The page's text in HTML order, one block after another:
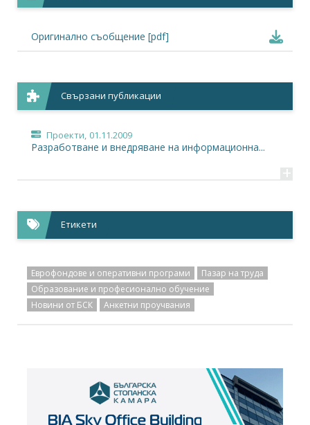
Оригинално съобщение [pdf]
Свързани публикации
Проекти, 01.11.2009
Разработване и внедряване на информационна...
+
Етикети
Еврофондове и оперативни програми
Пазар на труда
Образование и професионално обучение
Новини от БСК
Анкетни проучвания